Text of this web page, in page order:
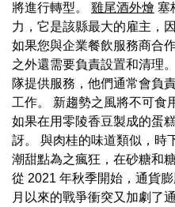
將進行轉型。 雞尾酒外燴 塞
力，它是該縣最大的雇主，
如果您與企業餐飲服務商合
之外還需要負責設置和清理
隊提供服務，他們通常會負
工作。 新趨勢之風將不可食
如果在用零陵香豆製成的蛋
訝。 與肉桂的味道類似，時
潮甜點為之瘋狂，在砂糖和
從 2021 年秋季開始，通貨
月以來的戰爭衝突又加劇了